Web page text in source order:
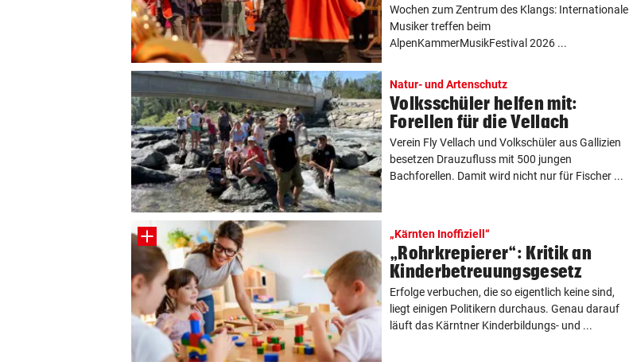
Wochen zum Zentrum des Klangs: Internationale
Musiker treffen beim
AlpenKammerMusikFestival 2026 ...
Natur- und Artenschutz
Volksschüler helfen mit:
Forellen für die Vellach
Verein Fly Vellach und Volkschüler aus Gallizien
besetzen Drauzufluss mit 500 jungen
Bachforellen. Damit wird nicht nur für Fischer ...
„Kärnten Inoffiziell“
„Rohrkrepierer“: Kritik an
Kinderbetreuungsgesetz
Erfolge verbuchen, die so eigentlich keine sind,
liegt einigen Politikern durchaus. Genau darauf
läuft das Kärntner Kinderbildungs- und ...